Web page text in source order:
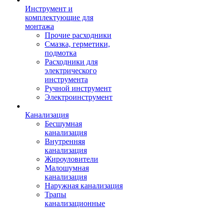
Инструмент и
комплектующие для
монтажа
Прочие расходники
Смазка, герметики,
подмотка
Расходники для
электрического
инструмента
Ручной инструмент
Электроинструмент
Канализация
Бесшумная
канализация
Внутренняя
канализация
Жироуловители
Малошумная
канализация
Наружная канализация
Трапы
канализационные